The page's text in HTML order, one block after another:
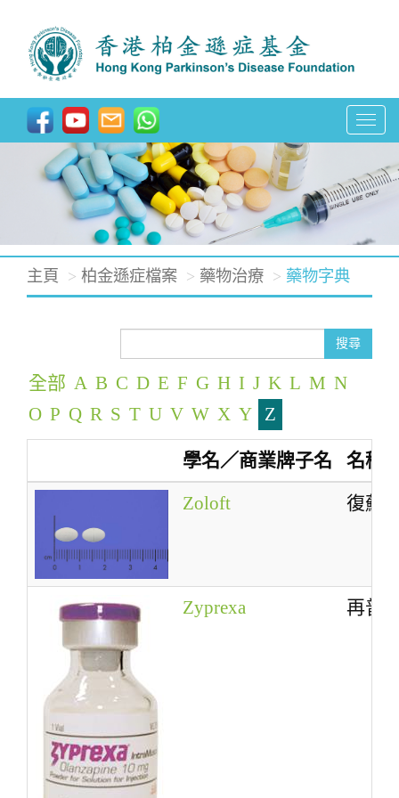
T
g
l
e
t
i
o
主頁 柏金遜症檔案 藥物治療 藥物字典
搜尋
全部 A B C D E F G H I J K L M N
O P Q R S T U V W X Y Z
學名／商業牌子名
名稱
Zoloft
復蘇
Zyprexa 再普